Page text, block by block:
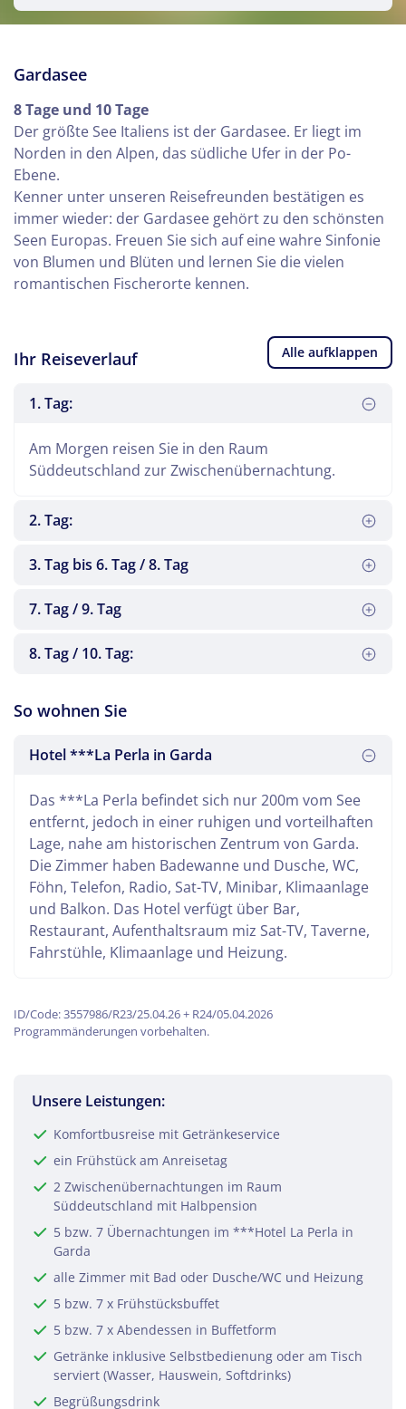
Gardasee
8 Tage und 10 Tage
Der größte See Italiens ist der Gardasee. Er liegt im
Norden in den Alpen, das südliche Ufer in der Po-
Ebene.
Kenner unter unseren Reisefreunden bestätigen es
immer wieder: der Gardasee gehört zu den schönsten
Seen Europas. Freuen Sie sich auf eine wahre Sinfonie
von Blumen und Blüten und lernen Sie die vielen
romantischen Fischerorte kennen.
Ihr Reiseverlauf Alle aufklappen
1. Tag:
Am Morgen reisen Sie in den Raum
Süddeutschland zur Zwischenübernachtung.
2. Tag:
Garda in das ***Hotel La Perla.
3. Tag bis 6. Tag / 8. Tag
Verona (nur bei 10 Tagen):
Stadtrundfahrt und einem individuellen
Spaziergang die Stadt von Romeo und Julia.
Die bekanntesten Sehenswürdigkeiten sind
die Arena, der Balkon von Julia, die Scaliger
Gräber, der Piazza Dante, der Obstmarkt und
der Piazza Bra. Anschließend bleibt Ihnen
genügend Freizeit für einen Einkaufsbummel.
Salò
südwestlichen Gardasee. Die Altstadt, mit
ihrer engen Fußgängerzone und zahlreichen
prachtvollen Uferpromenade. Das Städtchen
mit 10.000 Einwohnern war bereits seit jeher
bestimmten es zunächst zum
Verwaltungssitz des Westufers, gefolgt von
den Venezianern. Trotz seiner Reize wird Salò
heute nicht vom Tourismus dominiert, und
es hat eine sehr authentische Atmosphäre
bewahrt.
Bozen:
Vor den Dolomiten liegt Bozen, die
hügeliger Weinberge mit ihrer malerischen
7. Tag / 9. Tag
Im Raum Süddeutschland haben Sie eine
8. Tag / 10. Tag:
So wohnen Sie
Hotel ***La Perla in Garda
Das ***La Perla befindet sich nur 200m vom See
entfernt, jedoch in einer ruhigen und vorteilhaften
Lage, nahe am historischen Zentrum von Garda.
Die Zimmer haben Badewanne und Dusche, WC,
Föhn, Telefon, Radio, Sat-TV, Minibar, Klimaanlage
und Balkon. Das Hotel verfügt über Bar,
Restaurant, Aufenthaltsraum miz Sat-TV, Taverne,
Fahrstühle, Klimaanlage und Heizung.
ID/Code: 3557986/R23/25.04.26 + R24/05.04.2026
Programmänderungen vorbehalten.
Unsere Leistungen:
Komfortbusreise mit Getränkeservice
ein Frühstück am Anreisetag
2 Zwischenübernachtungen im Raum
Süddeutschland mit Halbpension
5 bzw. 7 Übernachtungen im ***Hotel La Perla in
Garda
alle Zimmer mit Bad oder Dusche/WC und Heizung
5 bzw. 7 x Frühstücksbuffet
5 bzw. 7 x Abendessen in Buffetform
Getränke inklusive Selbstbedienung oder am Tisch
serviert (Wasser, Hauswein, Softdrinks)
Begrüßungsdrink